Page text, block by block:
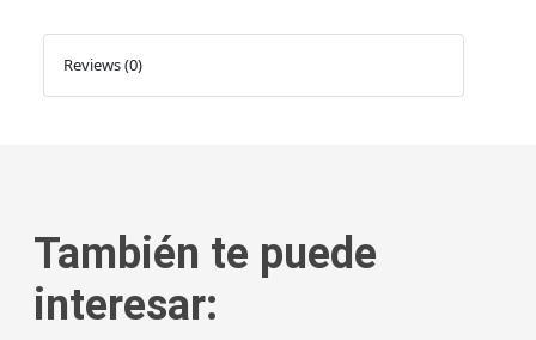
Reviews (0)
También te puede
interesar: